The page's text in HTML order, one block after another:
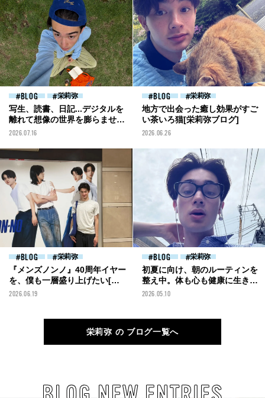
BLOG 栄莉弥
写生、読書、日記...デジタルを
離れて想像の世界を膨らませる
豊かさ[栄莉弥ブログ]
2026.07.16
BLOG 栄莉弥
地方で出会った癒し効果がすご
い茶いろ猫[栄莉弥ブログ]
2026.06.26
BLOG 栄莉弥
『メンズノンノ』40周年イヤー
を、僕も一層盛り上げたい[栄
莉弥ブログ]
2026.06.19
BLOG 栄莉弥
初夏に向け、朝のルーティンを
整え中。体も心も健康に生きた
い[栄莉弥ブログ]
2026.05.10
栄莉弥 の ブログ一覧へ